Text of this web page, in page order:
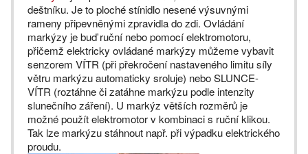
deštníku. Je to ploché stínidlo nesené výsuvnými
rameny připevněnými zpravidla do zdi. Ovládání
markýzy je buď ruční nebo pomocí elektromotoru,
přičemž elektricky ovládané markýzy můžeme vybavit
senzorem VÍTR (při překročení nastaveného limitu síly
větru markýzu automaticky sroluje) nebo SLUNCE-
VÍTR (roztáhne či zatáhne markýzu podle intenzity
slunečního záření). U markýz větších rozměrů je
možné použít elektromotor v kombinaci s ruční klikou.
Tak lze markýzu stáhnout např. při výpadku elektrického
proudu.